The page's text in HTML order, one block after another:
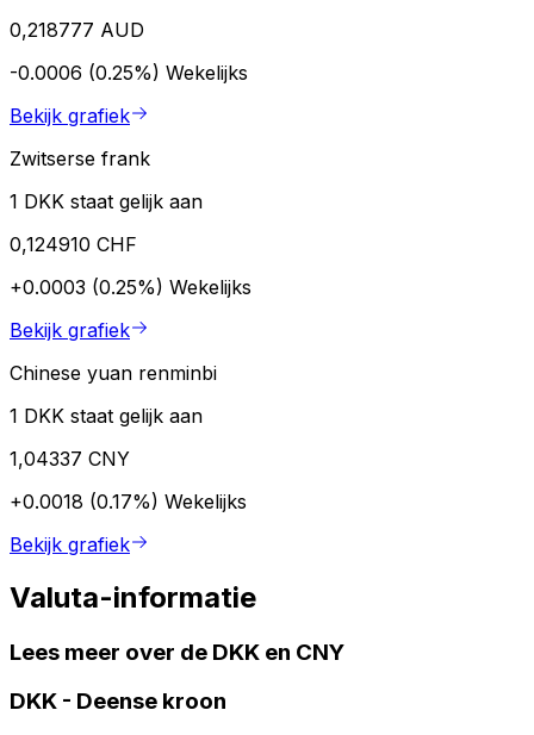
0,218777 AUD
-0.0006 (0.25%) Wekelijks
Bekijk grafiek
Zwitserse frank
1 DKK staat gelijk aan
0,124910 CHF
+0.0003 (0.25%) Wekelijks
Bekijk grafiek
Chinese yuan renminbi
1 DKK staat gelijk aan
1,04337 CNY
+0.0018 (0.17%) Wekelijks
Bekijk grafiek
Valuta-informatie
Lees meer over de DKK en CNY
DKK - Deense kroon